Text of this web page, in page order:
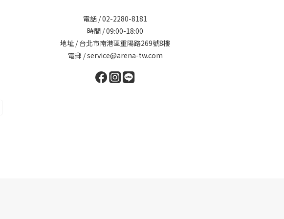
電話 / 02-2280-8181
時間 / 09:00-18:00
地址 / 台北市南港區重陽路269號8樓
電郵 / service@arena-tw.com